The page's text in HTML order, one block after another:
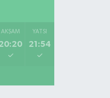
AKŞAM YATSI
21:54